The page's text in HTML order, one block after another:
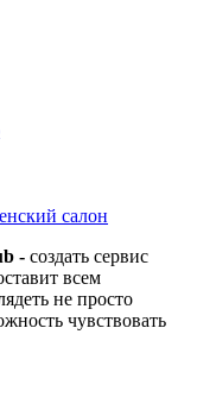
салон
- создать сервис
всем
не просто
чувствовать